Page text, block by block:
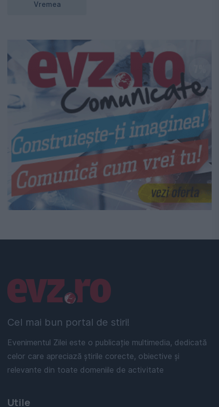
Vremea
Cel mai bun portal de stiri!
Evenimentul Zilei este o publicație multimedia, dedicată
celor care apreciază știrile corecte, obiective și
relevante din toate domeniile de activitate
Linkuri utile
Utile